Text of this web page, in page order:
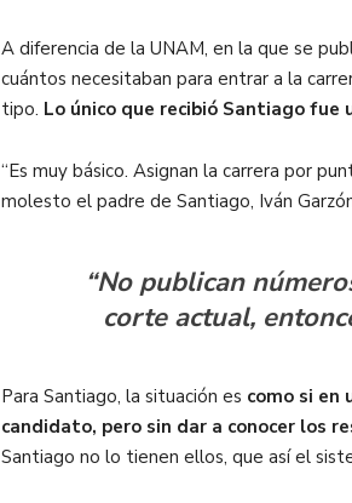
A diferencia de la UNAM, en la que se
cuántos necesitaban para entrar a la
tipo. Lo único que recibió Santiago fue
“Es muy básico. Asignan la carrera por
molesto el padre de Santiago, Iván
“No publican
corte actual,
Para Santiago, la situación es como si en
candidato, pero sin dar a conocer los
Santiago no lo tienen ellos, que así el